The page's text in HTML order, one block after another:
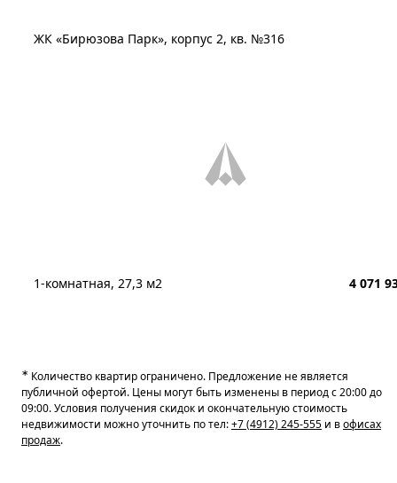
ЖК «Бирюзова Парк», корпус 2, кв. №316
1-комнатная, 27,3 м2 4 071
∗ Количество квартир ограничено. Предложение не является
публичной офертой. Цены могут быть изменены в период с 20:00 до
09:00. Условия получения скидок и окончательную стоимость
недвижимости можно уточнить по тел:+7 (4912) 245-555 и вофисах
продаж.